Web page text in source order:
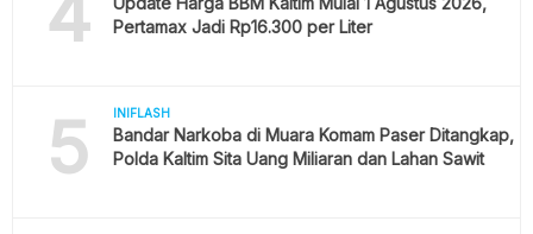
Pertamax Jadi Rp16.300 per Liter
5 INIFLASH
Bandar Narkoba di Muara Komam Paser Ditangkap,
Polda Kaltim Sita Uang Miliaran dan Lahan Sawit